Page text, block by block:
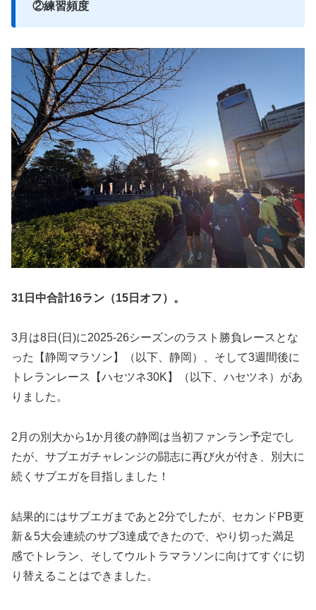
②練習頻度
31日中合計16ラン（15日オフ）。
3月は8日(日)に2025-26シーズンのラスト勝負レースとな
った【静岡マラソン】（以下、静岡）、そして3週間後に
トレランレース【ハセツネ30K】（以下、ハセツネ）があ
りました。
2月の別大から1か月後の静岡は当初ファンラン予定でし
たが、サブエガチャレンジの闘志に再び火が付き、別大に
続くサブエガを目指しました！
結果的にはサブエガまであと2分でしたが、セカンドPB更
新＆5大会連続のサブ3達成できたので、やり切った満足
感でトレラン、そしてウルトラマラソンに向けてすぐに切
り替えることはできました。